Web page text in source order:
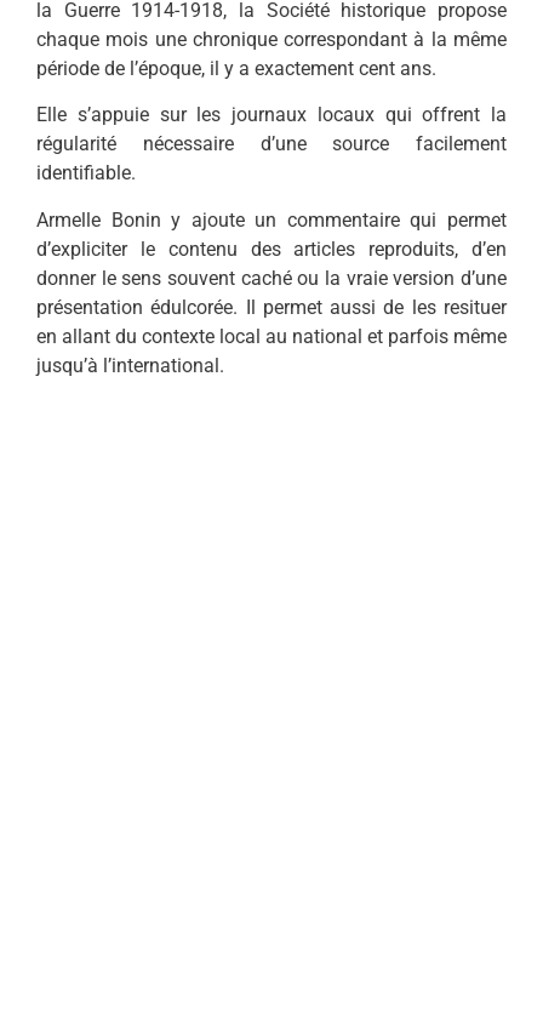
la Guerre 1914-1918, la Société historique propose
chaque mois une chronique correspondant à la même
période de l’époque, il y a exactement cent ans.
Elle s’appuie sur les journaux locaux qui offrent la
régularité nécessaire d’une source facilement
identifiable.
Armelle Bonin y ajoute un commentaire qui permet
d’expliciter le contenu des articles reproduits, d’en
donner le sens souvent caché ou la vraie version d’une
présentation édulcorée. Il permet aussi de les resituer
en allant du contexte local au national et parfois même
jusqu’à l’international.